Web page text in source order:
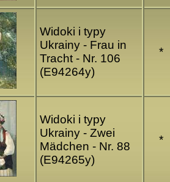
Widoki i typy
Ukrainy - Frau in
Tracht - Nr. 106
(E94264y)
*
Widoki i typy
Ukrainy - Zwei
Mädchen - Nr. 88
(E94265y)
*